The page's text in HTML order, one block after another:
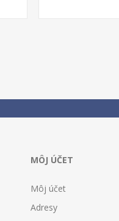
MÔJ ÚČET
Môj účet
Adresy